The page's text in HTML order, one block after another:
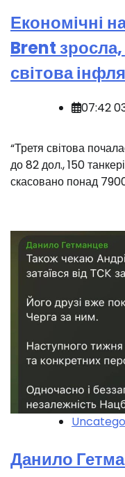
Економічні
Brent
світова
07:42
“Третя світова
до 82 дол., 150
скасовано понад
Данило